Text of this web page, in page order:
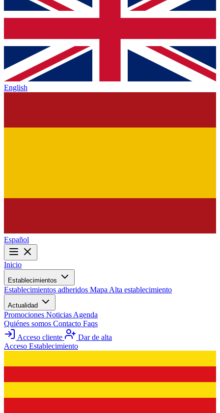
English
Español
Inicio
Establecimientos
Establecimientos adheridos Mapa Alta establecimiento
Actualidad
Promociones Noticias Agenda
Quiénes somos Contacto Faqs
Acceso cliente
Dar de alta
Acceso Establecimiento